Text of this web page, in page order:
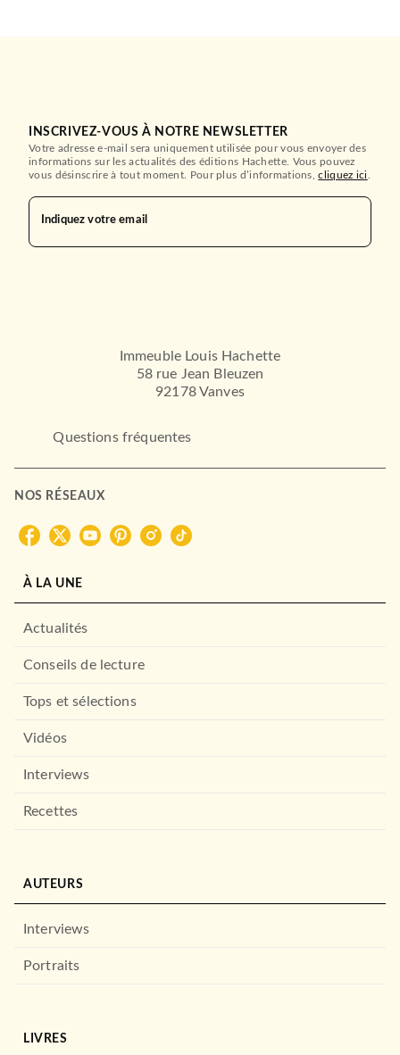
INSCRIVEZ-VOUS À NOTRE NEWSLETTER
Votre adresse e-mail sera uniquement utilisée pour vous envoyer des
informations sur les actualités des éditions Hachette. Vous pouvez
vous désinscrire à tout moment. Pour plus d’informations,cliquez ici
Indiquez votre email
Immeuble Louis Hachette
58 rue Jean Bleuzen
92178 Vanves
Questions fréquentes
NOS RÉSEAUX
À LA UNE
Actualités
Conseils de lecture
Tops et sélections
Vidéos
Interviews
Recettes
AUTEURS
Interviews
Portraits
LIVRES